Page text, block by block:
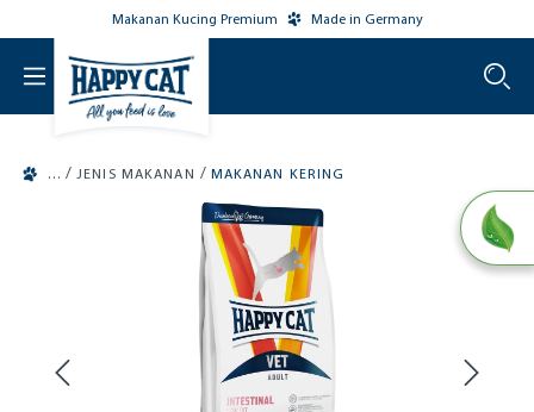
main contentMakanan Kucing Premium Made in Germany
/ JENIS MAKANAN / MAKANAN KERING